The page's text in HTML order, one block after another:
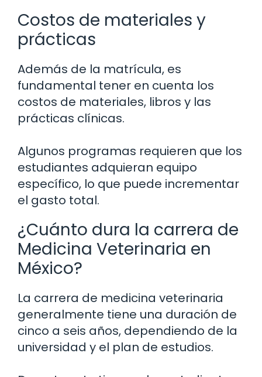
Costos de materiales y
prácticas
Además de la matrícula, es
fundamental tener en cuenta los
costos de materiales, libros y las
prácticas clínicas.
Algunos programas requieren que los
estudiantes adquieran equipo
específico, lo que puede incrementar
el gasto total.
¿Cuánto dura la carrera de
Medicina Veterinaria en
México?
La carrera de medicina veterinaria
generalmente tiene una duración de
cinco a seis años, dependiendo de la
universidad y el plan de estudios.